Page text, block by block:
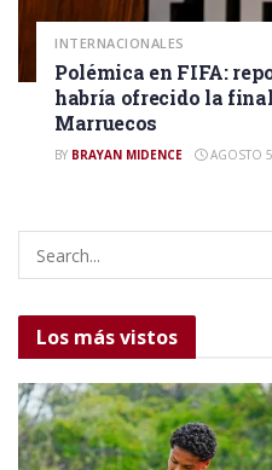
INTERNACIONALES
Polémica en FIFA:
habría ofrecido la
Marruecos
BY BRAYAN MIDENCE AGOSTO
Los más vistos